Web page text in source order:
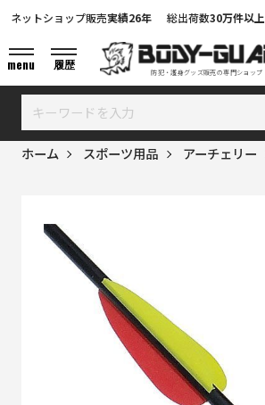
防犯・護身グッズ販売の専門ショップ
ネットショップ販売実績26年 総出荷数30万件以上
menu 履歴
ホーム スポーツ用品 アーチェリー